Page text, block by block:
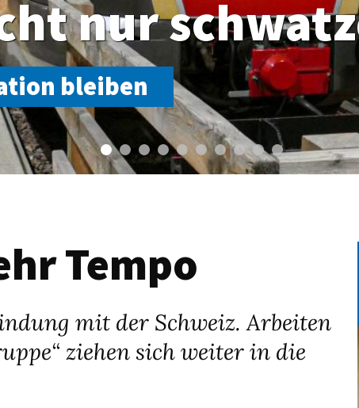
nur
bleiben
Tempo
mit der Schweiz. Arbeiten
ziehen sich weiter in die